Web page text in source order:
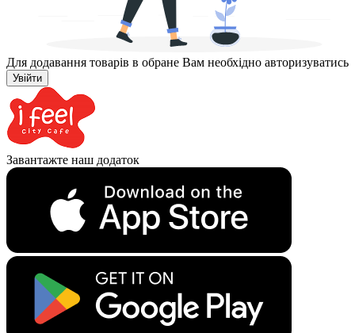
Для додавання товарів в обране Вам необхідно авторизуватись
Увійти
Завантажте наш додаток